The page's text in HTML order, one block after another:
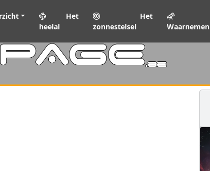
Het
heelal
Het
zonnestelsel
Waarnemen
.be